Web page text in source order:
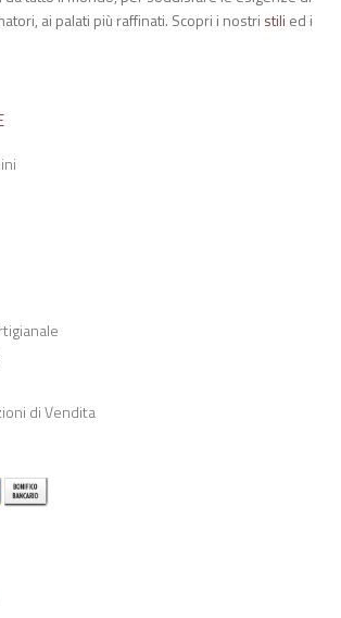
ai palati più raffinati. Scopri i nostri stili ed i
di Vendita